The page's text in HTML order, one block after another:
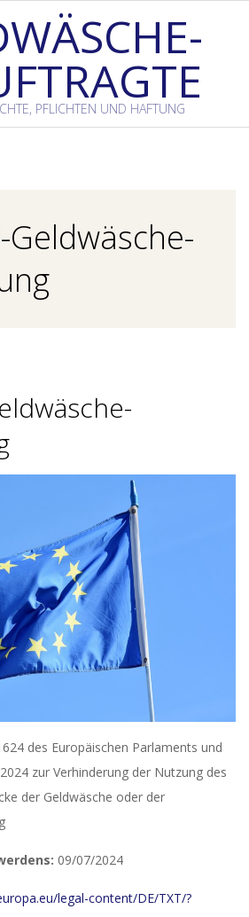
PFLICHTEN UND HAFTUNG
Geldwäsche-
des Europäischen Parlaments und
zur Verhinderung der Nutzung des
der Geldwäsche oder der
09/07/2024
legal-content/DE/TXT/?